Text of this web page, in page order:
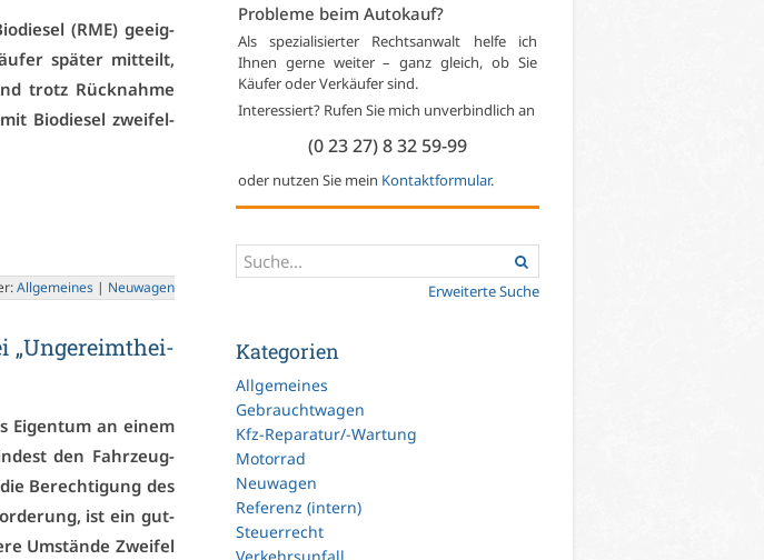
(RME) ge­eig­
spä­ter mit­teilt,
trotz Rück­nah­me
Bio­die­sel zwei­fel­
All­ge­mei­nes| Neu­wa­gen
„Un­ge­reimt­hei­
Ei­gen­tum an ei­nem
den Fahr­zeug­
Be­rech­ti­gung des
ist ein gut­
Um­stän­de Zwei­fel
Probleme beim Autokauf?
Als spezialisierter Rechtsanwalt helfe ich
Ihnen gerne weiter – ganz gleich, ob Sie
Käufer oder Verkäufer sind.
Interessiert? Rufen Sie mich unverbindlich an
(0 23 27) 8 32 59-99
oder nutzen Sie mein Kontaktformular.
Erweiterte Suche
Kategorien
Allgemeines
Gebrauchtwagen
Kfz-Reparatur/-Wartung
Motorrad
Neuwagen
Referenz (intern)
Steuerrecht